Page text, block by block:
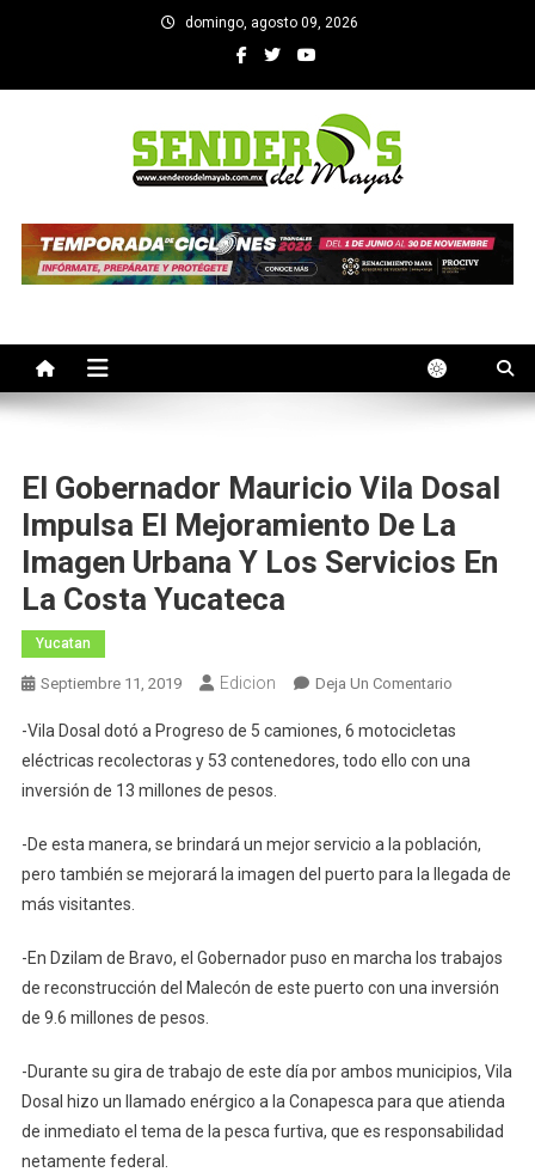
domingo, agosto 09, 2026
SENDEROS DEL MAYAB
El Gobernador Mauricio Vila Dosal
Impulsa El Mejoramiento De La
Imagen Urbana Y Los Servicios En
La Costa Yucateca
Yucatan
Septiembre 11, 2019 Edicion Deja Un ComentarioEn
Gobernador
Mauricio
Impulsa
El
La
Imagen
Los
Servicios
En
-Vila Dosal dotó a Progreso de 5 camiones, 6 motocicletas
eléctricas recolectoras y 53 contenedores, todo ello con una
inversión de 13 millones de pesos.
-De esta manera, se brindará un mejor servicio a la población,
pero también se mejorará la imagen del puerto para la llegada de
más visitantes.
-En Dzilam de Bravo, el Gobernador puso en marcha los trabajos
de reconstrucción del Malecón de este puerto con una inversión
de 9.6 millones de pesos.
-Durante su gira de trabajo de este día por ambos municipios, Vila
Dosal hizo un llamado enérgico a la Conapesca para que atienda
de inmediato el tema de la pesca furtiva, que es responsabilidad
netamente federal.